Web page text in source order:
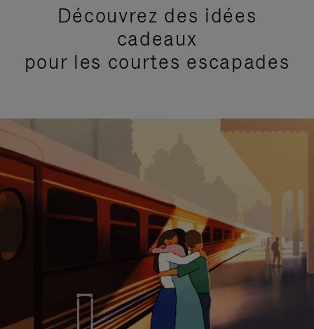
Découvrez des idées
cadeaux
pour les courtes escapades